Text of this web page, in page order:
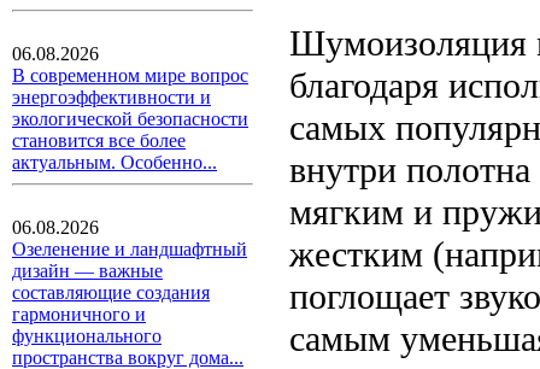
06.08.2026
В современном мире вопрос
энергоэффективности и
экологической безопасности
становится все более
актуальным. Особенно...
06.08.2026
Озеленение и ландшафтный
дизайн — важные
составляющие создания
гармоничного и
функционального
пространства вокруг дома...
Шумоизоляция
благодаря
самых
внутри
мягким и
жестким
поглощает
самым